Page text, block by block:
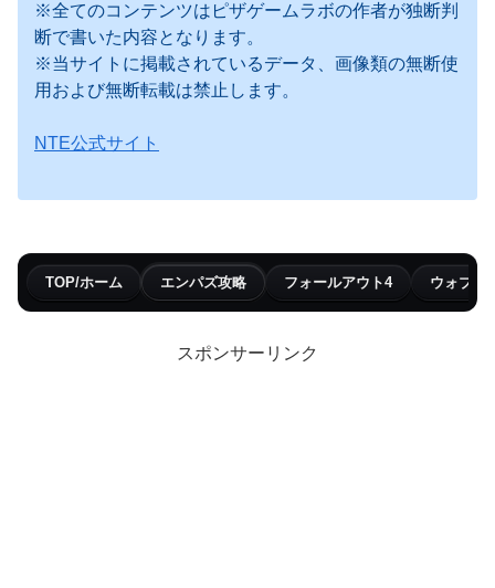
※全てのコンテンツはピザゲームラボの作者が独断判
断で書いた内容となります。
※当サイトに掲載されているデータ、画像類の無断使
用および無断転載は禁止します。
NTE公式サイト
TOP/ホーム エンパズ攻略 フォールアウト4 ウォブリ
スポンサーリンク